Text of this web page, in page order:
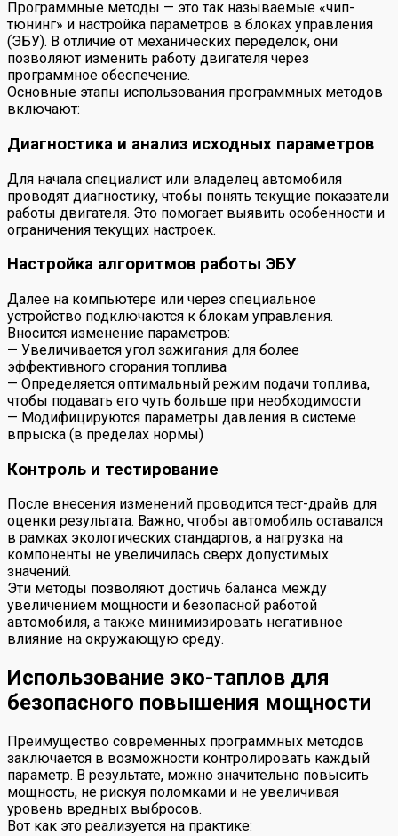
Программные методы — это так называемые «чип-
тюнинг» и настройка параметров в блоках управления
(ЭБУ). В отличие от механических переделок, они
позволяют изменить работу двигателя через
программное обеспечение.
Основные этапы использования программных методов
включают:
Диагностика и анализ исходных параметров
Для начала специалист или владелец автомобиля
проводят диагностику, чтобы понять текущие показатели
работы двигателя. Это помогает выявить особенности и
ограничения текущих настроек.
Настройка алгоритмов работы ЭБУ
Далее на компьютере или через специальное
устройство подключаются к блокам управления.
Вносится изменение параметров:
— Увеличивается угол зажигания для более
эффективного сгорания топлива
— Определяется оптимальный режим подачи топлива,
чтобы подавать его чуть больше при необходимости
— Модифицируются параметры давления в системе
впрыска (в пределах нормы)
Контроль и тестирование
После внесения изменений проводится тест-драйв для
оценки результата. Важно, чтобы автомобиль оставался
в рамках экологических стандартов, а нагрузка на
компоненты не увеличилась сверх допустимых
значений.
Эти методы позволяют достичь баланса между
увеличением мощности и безопасной работой
автомобиля, а также минимизировать негативное
влияние на окружающую среду.
Использование эко-таплов для
безопасного повышения мощности
Преимущество современных программных методов
заключается в возможности контролировать каждый
параметр. В результате, можно значительно повысить
мощность, не рискуя поломками и не увеличивая
уровень вредных выбросов.
Вот как это реализуется на практике: